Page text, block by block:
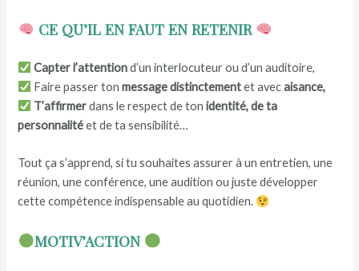
CE QU’IL EN FAUT EN RETENIR
Capter l’attentiond’un interlocuteur ou d’un auditoire,
Faire passer tonmessage distinctementet avecaisance,
T’affirmerdans le respect de tonidentité, de ta
personnalitéet de ta sensibilité…
Tout ça s’apprend, si tu souhaites assurer à un entretien, une
réunion, une conférence, une audition ou juste développer
cette compétence indispensable au quotidien.
MOTIV’ACTION